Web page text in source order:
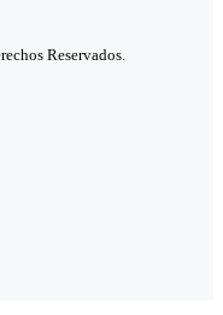
Reservados.